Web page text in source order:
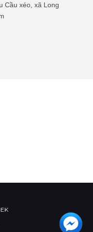
Cầu xéo, xã Long